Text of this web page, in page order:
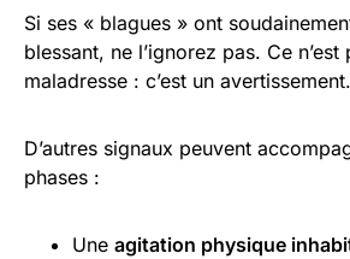
Si ses « blagues » ont
blessant, ne l’ignorez pas. Ce n’est
maladresse : c’est un avertissement.
D’autres signaux peuvent
phases :
Une agitation physique